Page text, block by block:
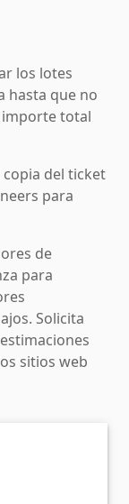
los lotes
hasta que no
importe total
del ticket
para
de
para
Solicita
sitios web